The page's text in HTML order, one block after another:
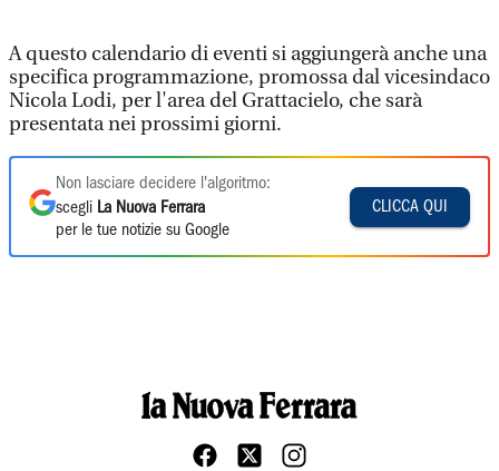
A questo calendario di eventi si aggiungerà anche una
specifica programmazione, promossa dal vicesindaco
Nicola Lodi, per l'area del Grattacielo, che sarà
presentata nei prossimi giorni.
Non lasciare decidere l'algoritmo:
scegli La Nuova Ferrara
per le tue notizie su Google
CLICCA QUI